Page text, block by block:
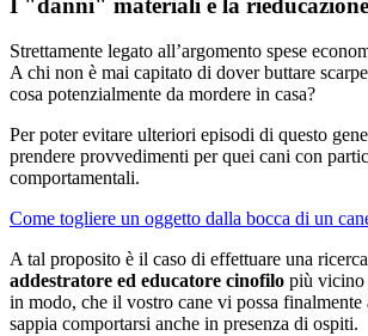
I "danni" materiali e la rieducazione
Strettamente legato all’argomento spese
A chi non è mai capitato di dover buttare
cosa potenzialmente da mordere in casa?
Per poter evitare ulteriori episodi di questo
prendere provvedimenti per quei cani con
comportamentali.
Come togliere un oggetto dalla bocca di un
A tal proposito è il caso di effettuare una
addestratore ed educatore cinofilo più vicino
in modo, che il vostro cane vi possa finalmente
sappia comportarsi anche in presenza di ospiti.